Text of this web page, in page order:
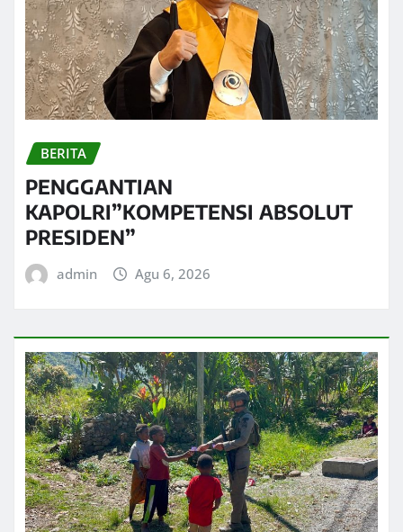
BERITA
PENGGANTIAN
KAPOLRI”KOMPETENSI ABSOLUT
PRESIDEN”
admin Agu 6, 2026